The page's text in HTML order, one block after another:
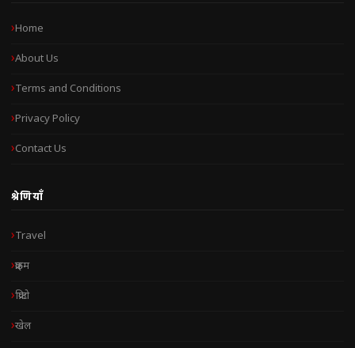
Home
About Us
Terms and Conditions
Privacy Policy
Contact Us
श्रेणियाँ
Travel
क्राइम
क्रिप्टो
खेल